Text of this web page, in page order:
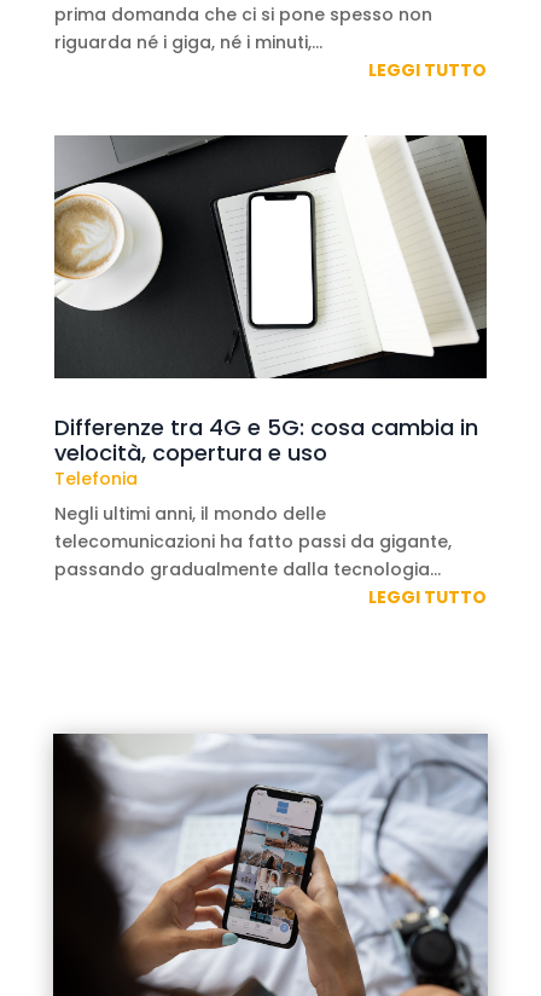
prima domanda che ci si pone spesso non
riguarda né i giga, né i minuti,...
LEGGI TUTTO
Differenze tra 4G e 5G: cosa cambia in
velocità, copertura e uso
Telefonia
Negli ultimi anni, il mondo delle
telecomunicazioni ha fatto passi da gigante,
passando gradualmente dalla tecnologia...
LEGGI TUTTO